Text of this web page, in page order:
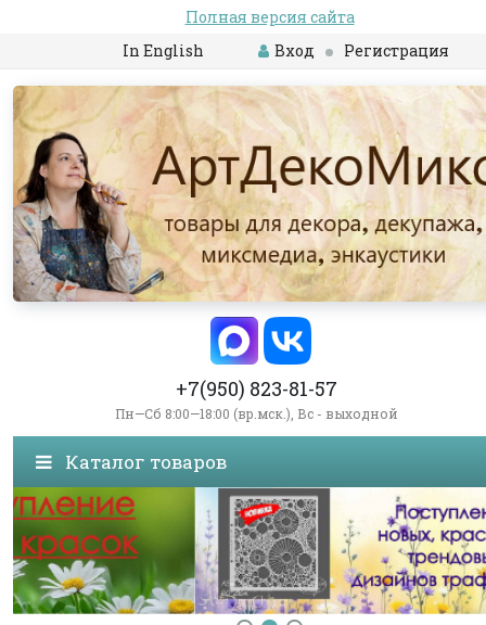
Полная версия сайта
In English
Вход Регистрация
+7(950) 823-81-57
Пн—Сб 8:00—18:00 (вр.мск.), Вс - выходной
Каталог товаров